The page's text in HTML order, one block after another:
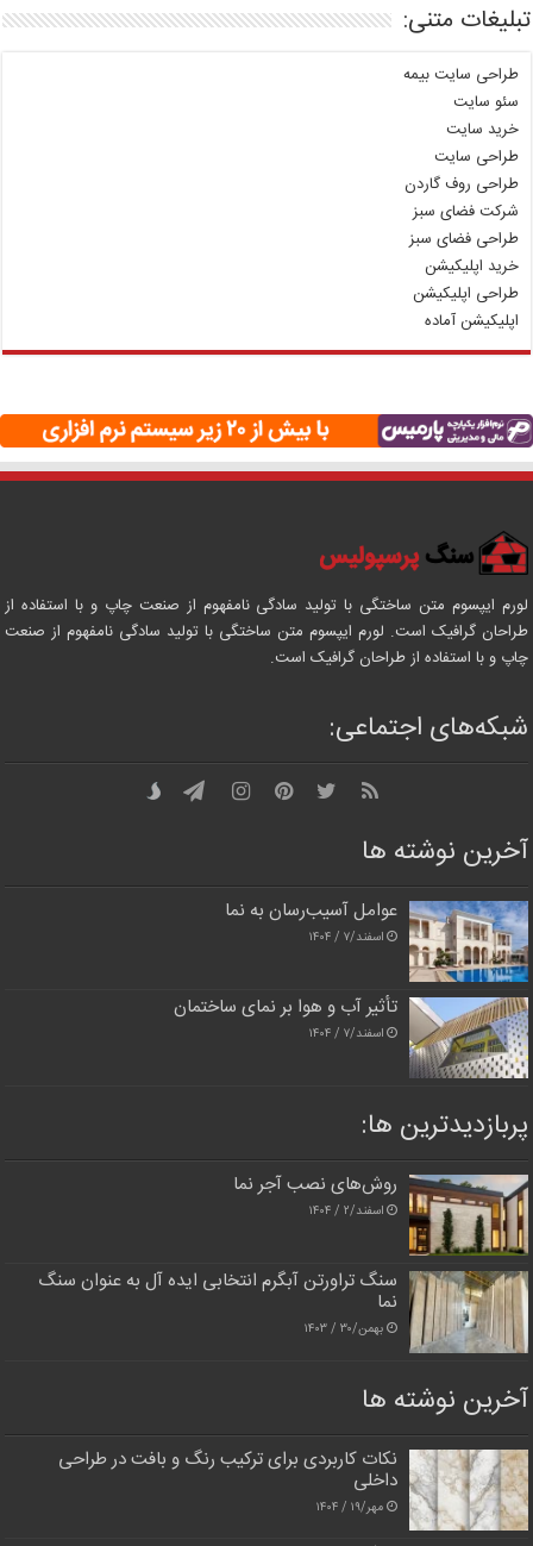
تبلیغات متنی:
طراحی سایت بیمه
سئو سایت
خرید سایت
طراحی سایت
طراحی روف گاردن
شرکت فضای سبز
طراحی فضای سبز
خرید اپلیکیشن
طراحی اپلیکیشن
اپلیکیشن آماده
لورم ایپسوم متن ساختگی با تولید سادگی نامفهوم از صنعت چاپ و با استفاده از
طراحان گرافیک است. لورم ایپسوم متن ساختگی با تولید سادگی نامفهوم از صنعت
چاپ و با استفاده از طراحان گرافیک است.
شبکه‌های اجتماعی:
آخرین نوشته ها
عوامل آسیب‌رسان به نما
اسفند/۷ / ۱۴۰۴
تأثیر آب و هوا بر نمای ساختمان
اسفند/۷ / ۱۴۰۴
پربازدیدترین‌ ها:
روش‌های نصب آجر نما
اسفند/۲ / ۱۴۰۴
سنگ تراورتن آبگرم انتخابی ایده آل به عنوان سنگ
نما
بهمن/۳۰ / ۱۴۰۳
آخرین نوشته ها
نکات کاربردی برای ترکیب رنگ و بافت در طراحی
داخلی
مهر/۱۹ / ۱۴۰۴